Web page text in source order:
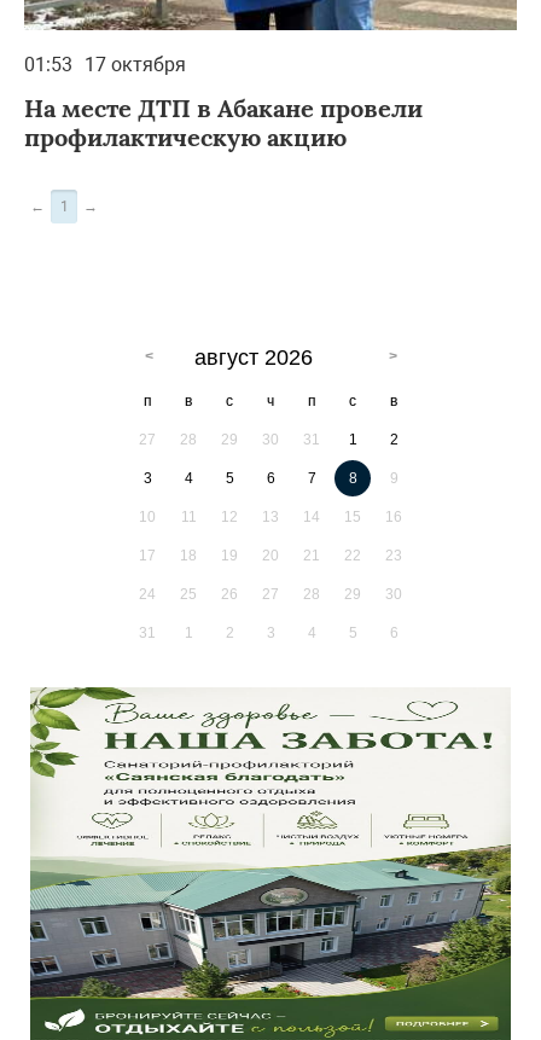
01:53 17 октября
На месте ДТП в Абакане провели
профилактическую акцию
← 1 →
август 2026
п в с ч п с в
27 28 29 30 31 1 2
3 4 5 6 7 8 9
10 11 12 13 14 15 16
17 18 19 20 21 22 23
24 25 26 27 28 29 30
31 1 2 3 4 5 6